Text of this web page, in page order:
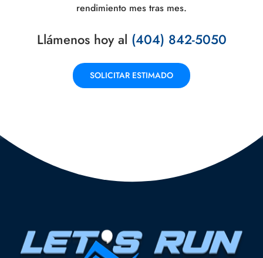
rendimiento mes tras mes.
Llámenos hoy al (404) 842-5050
SOLICITAR ESTIMADO